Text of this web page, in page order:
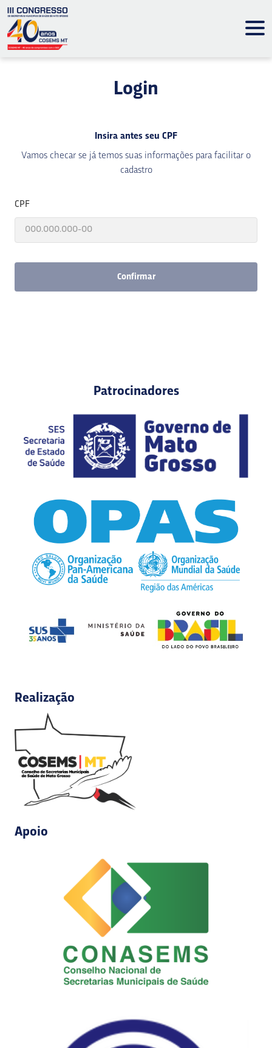
Login
Insira antes seu CPF
Vamos checar se já temos suas informações para facilitar o
cadastro
CPF
Confirmar
Patrocinadores
Realização
Apoio